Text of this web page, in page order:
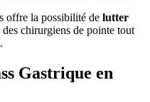
offre la possibilité de lutter
des chirurgiens de pointe tout
Gastrique en